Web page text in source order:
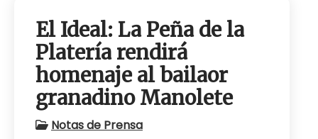
El Ideal: La Peña de la
Platería rendirá
homenaje al bailaor
granadino Manolete
Notas de Prensa